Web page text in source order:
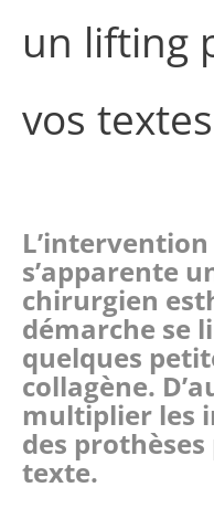
un lifting
vos textes
s’apparente
chirurgien
démarche se
quelques
collagène.
multiplier les
des
texte.